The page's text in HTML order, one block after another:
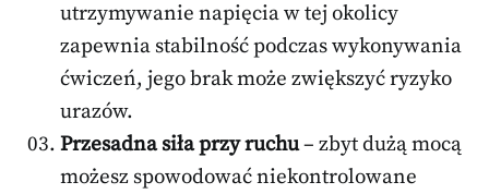
utrzymywanie napięcia w tej okolicy
zapewnia stabilność podczas wykonywania
ćwiczeń, jego brak może zwiększyć ryzyko
urazów.
Przesadna siła przy ruchu– zbyt dużą mocą
możesz spowodować niekontrolowane